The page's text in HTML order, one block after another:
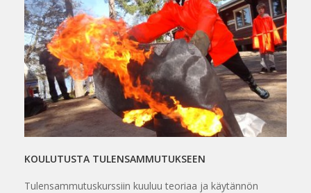
KOULUTUSTA TULENSAMMUTUKSEEN
Tulensammutuskurssiin kuuluu teoriaa ja käytännön